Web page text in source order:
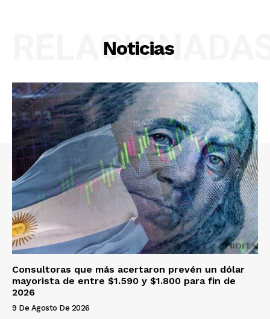
Noticias
Consultoras que más acertaron prevén un dólar
mayorista de entre $1.590 y $1.800 para fin de
2026
9 De Agosto De 2026